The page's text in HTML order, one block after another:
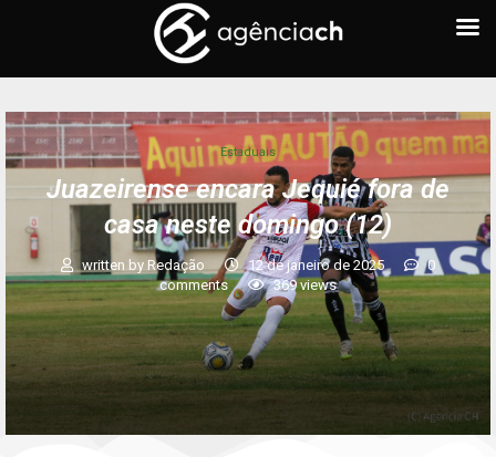
Estaduais
Juazeirense encara Jequié fora de
casa neste domingo (12)
written by Redação 12 de janeiro de 2025
0
comments
369views